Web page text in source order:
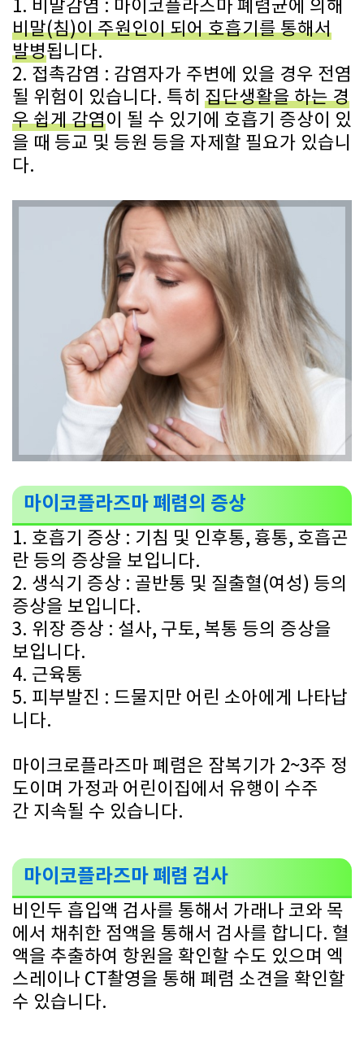
1. 비말감염 : 마이코플라즈마 폐렴균에 의해
비말(침)이 주원인이 되어 호흡기를 통해서
발병됩니다.
2. 접촉감염 : 감염자가 주변에 있을 경우 전염
될 위험이 있습니다. 특히 집단생활을 하는 경
우 쉽게 감염이 될 수 있기에 호흡기 증상이 있
을 때 등교 및 등원 등을 자제할 필요가 있습니
다.
마이코플라즈마 폐렴의 증상
1. 호흡기 증상 : 기침 및 인후통, 흉통, 호흡곤
란 등의 증상을 보입니다.
2. 생식기 증상 : 골반통 및 질출혈(여성) 등의
증상을 보입니다.
3. 위장 증상 : 설사, 구토, 복통 등의 증상을
보입니다.
4. 근육통
5. 피부발진 : 드물지만 어린 소아에게 나타납
니다.
마이크로플라즈마 폐렴은 잠복기가 2~3주 정
도이며 가정과 어린이집에서 유행이 수주
간 지속될 수 있습니다.
마이코플라즈마 폐렴 검사
비인두 흡입액 검사를 통해서 가래나 코와 목
에서 채취한 점액을 통해서 검사를 합니다. 혈
액을 추출하여 항원을 확인할 수도 있으며 엑
스레이나 CT촬영을 통해 폐렴 소견을 확인할
수 있습니다.